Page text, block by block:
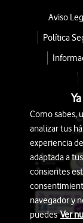
Aviso
Política
©
Como sabes,
analizar tus
experiencia
adaptada a
consientes
navegador y
puedesVer